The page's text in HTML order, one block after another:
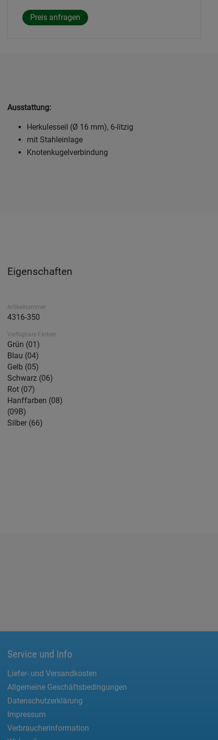
Ausstattung:
Herkulesseil (Ø 16 mm), 6-litzig
mit Stahleinlage
Knotenkugelverbindung
Eigenschaften
Artikelnummer
4316-350
Verfügbare Farben
Grün (01)
Blau (04)
Gelb (05)
Schwarz (06)
Rot (07)
Hanffarben (08)
(09B)
Silber (66)
Service und Info
Liefer- und Versandkosten
Allgemeine Geschäftsbedingungen
Datenschutzerklärung
Impressum
Verbraucherinformation